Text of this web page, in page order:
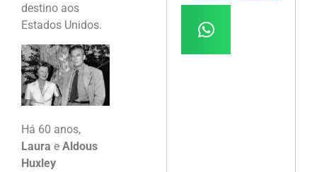
destino aos
Estados Unidos.
Há 60 anos,
Laura e Aldous
Huxley